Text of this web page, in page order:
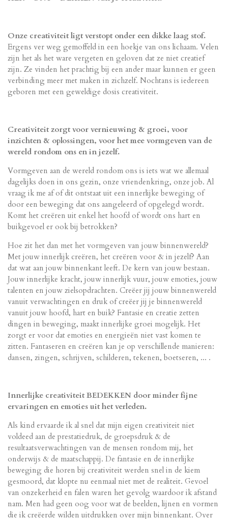
Onze creativiteit ligt verstopt onder een dikke laag stof.
Ergens ver weg gemoffeld in een hoekje van ons lichaam. Velen
zijn het als het ware vergeten en geloven dat ze niet creatief
zijn. Ze vinden het prachtig bij een ander maar kunnen er geen
verbinding meer met maken in zichzelf. Nochtans is iedereen
geboren met een geweldige dosis creativiteit.
Creativiteit zorgt voor vernieuwing & groei, voor
inzichten & oplossingen, voor het mee vormgeven van de
wereld rondom ons en in jezelf.
Vormgeven aan de wereld rondom ons is iets wat we allemaal
dagelijks doen in ons gezin, onze vriendenkring, onze job. Al
vraag ik me af of dit ontstaat uit een innerlijke beweging of
door een beweging dat ons aangeleerd of opgelegd wordt.
Komt het creëren uit enkel het hoofd of wordt ons hart en
buikgevoel er ook bij betrokken?
Hoe zit het dan met het vormgeven van jouw binnenwereld?
Met jouw innerlijk creëren, het creëren voor & in jezelf? Aan
dat wat aan jouw binnenkant leeft. De kern van jouw bestaan.
Jouw innerlijke kracht, jouw innerlijk vuur, jouw emoties, jouw
talenten en jouw zielsopdrachten. Creëer jij jouw binnenwereld
vanuit verwachtingen en druk of creëer jij je binnenwereld
vanuit jouw hoofd, hart en buik? Fantasie en creatie zetten
dingen in beweging, maakt innerlijke groei mogelijk. Het
zorgt er voor dat emoties en energieën niet vast komen te
zitten. Fantaseren en creëren kan je op verschillende manieren:
dansen, zingen, schrijven, schilderen, tekenen, boetseren, ... .
Innerlijke creativiteit BEDEKKEN door minder fijne
ervaringen en emoties uit het verleden.
Als kind ervaarde ik al snel dat mijn eigen creativiteit niet
voldeed aan de prestatiedruk, de groepsdruk & de
resultaatsverwachtingen van de mensen rondom mij, het
onderwijs & de maatschappij. De fantasie en de innerlijke
beweging die horen bij creativiteit werden snel in de kiem
gesmoord, dat klopte nu eenmaal niet met de realiteit. Gevoel
van onzekerheid en falen waren het gevolg waardoor ik afstand
nam. Men had geen oog voor wat de beelden, lijnen en vormen
die ik creëerde wilden uitdrukken over mijn binnenkant. Over